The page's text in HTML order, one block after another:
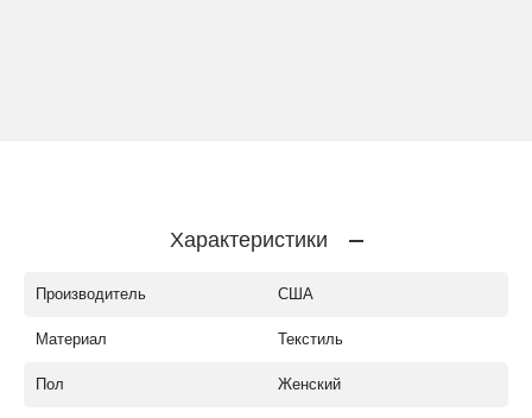
Характеристики
Производитель США
Материал Текстиль
Пол Женский